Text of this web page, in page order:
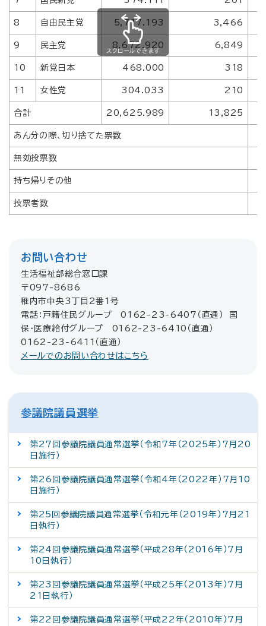
8 自由民主党 5,717.193 3,466
9 民主党 8,672.920 6,849
10 新党日本 468.000 318
11 女性党 304.033 210
合計 20,625.989 13,825
あん分の際、切り捨てた票数
無効投票数
持ち帰りその他
投票者数
スクロールできます
お問い合わせ
生活福祉部総合窓口課
〒097-8686
稚内市中央3丁目2番1号
電話：戸籍住民グループ 0162-23-6407（直通） 国
保・医療給付グループ 0162-23-6410（直通）
0162-23-6411（直通）
メールでのお問い合わせはこちら
参議院議員選挙
第27回参議院議員通常選挙（令和7年（2025年）7月20
日施行）
第26回参議院議員通常選挙（令和4年（2022年）7月10
日施行）
第25回参議院議員通常選挙（令和元年（2019年）7月21
日執行）
第24回参議院議員通常選挙（平成28年（2016年）7月
10日執行）
第23回参議院議員通常選挙（平成25年（2013年）7月
21日執行）
第22回参議院議員通常選挙（平成22年（2010年）7月